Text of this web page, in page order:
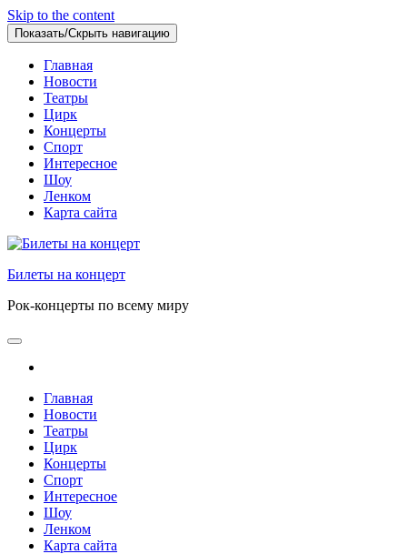
Skip to the content
Показать/Скрыть навигацию
Главная
Новости
Театры
Цирк
Концерты
Спорт
Интересное
Шоу
Ленком
Карта сайта
Билеты на концерт
Рок-концерты по всему миру
Главная
Новости
Театры
Цирк
Концерты
Спорт
Интересное
Шоу
Ленком
Карта сайта